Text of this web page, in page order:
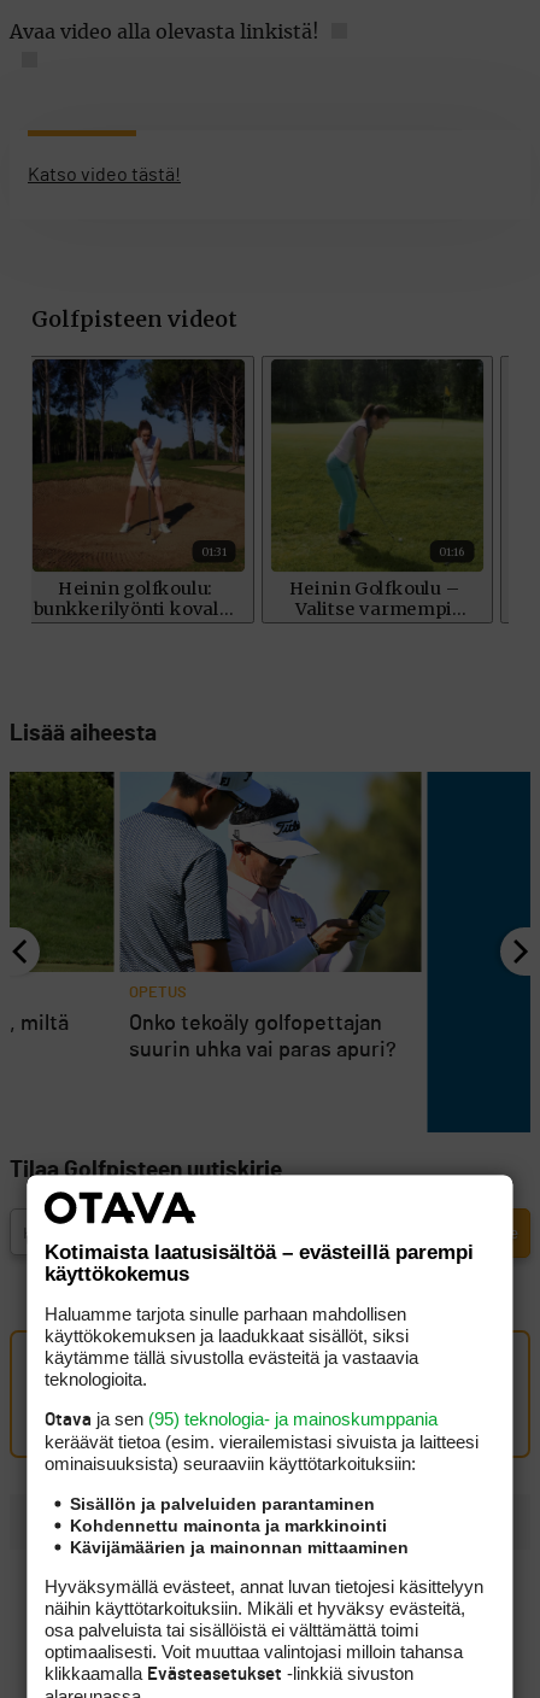
Avaa video alla olevasta linkistä!
Katso video tästä!
Lisää aiheesta
OPETUS
Onko tekoäly golfopettajan
suurin uhka vai paras apuri?
miltä
Tilaa Golfpisteen uutiskirje
Oma kommentti
Kirjaudu sisään kommentoidaksesi
UUSIMMAT
lähestymisille?
Pitkät väylät palkitsivat Tapio Pulkkasen kitsaasti, mutta
taistelu kovasta sijoituksesta jatkuu
Kotimaista laatusisältöä – evästeillä parempi
käyttökokemus
Haluamme tarjota sinulle parhaan mahdollisen
käyttökokemuksen ja laadukkaat sisällöt, siksi
käytämme tällä sivustolla evästeitä ja vastaavia
teknologioita.
Otava ja sen (95) teknologia- ja mainoskumppania
keräävät tietoa (esim. vierailemis­tasi sivuista ja laitteesi
ominaisuuk­sista) seuraaviin käyttötarkoituksiin:
Sisällön ja palveluiden parantaminen
Kohdennettu mainonta ja markkinointi
Kävijämäärien ja mainonnan mittaaminen
Hyväksymällä evästeet, annat luvan tietojesi käsittelyyn
näihin käyttötarkoituksiin. Mikäli et hyväksy evästeitä,
osa palveluista tai sisällöistä ei välttämättä toimi
optimaalisesti. Voit muuttaa valintojasi milloin tahansa
klikkaamalla Evästeasetukset -linkkiä sivuston